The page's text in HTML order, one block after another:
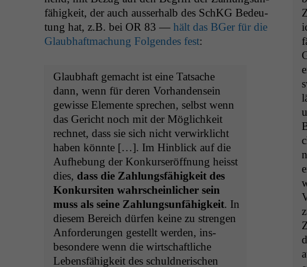
fähigkeit, der auch ausser­halb des SchKG Bedeu­
tung hat, z.B. bei OR 83 — hält das BGer für die
Glaub­haft­machung Fol­gen­des fest:
Glaub­haft gemacht ist eine Tat­sache
dann, wenn für deren Vorhan­den­sein
gewisse Ele­mente sprechen, selb­st wenn
das Gericht noch mit der Möglichkeit
rech­net, dass sie sich nicht ver­wirk­licht
haben kön­nte […]. Im Hin­blick auf die
Aufhe­bung der Konkurs­eröff­nung heisst
dies, dass die Zahlungs­fähigkeit des
Konkur­siten wahrschein­lich­er sein
muss als seine Zahlung­sun­fähigkeit. In
diesem Bere­ich dür­fen keine zu stren­gen
Anforderun­gen gestellt wer­den, ins­
beson­dere wenn die wirtschaftliche
Lebens­fähigkeit des schuld­ner­ischen